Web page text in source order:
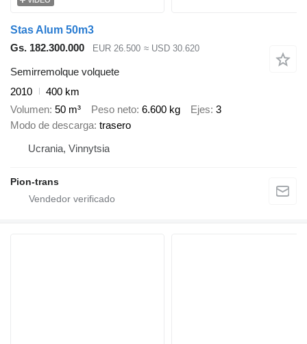
Stas Alum 50m3
Gs. 182.300.000
EUR 26.500 ≈ USD 30.620
Semirremolque volquete
2010
400 km
Volumen 50 m³ Peso neto 6.600 kg Ejes 3
Modo de descarga trasero
Ucrania, Vinnytsia
Pion-trans